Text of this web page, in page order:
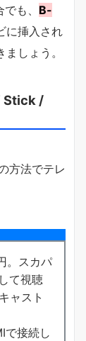
も、 B-
に挿入され
しょう。
Stick /
方法でテレ
。スカパ
て視聴
ャスト
で接続し